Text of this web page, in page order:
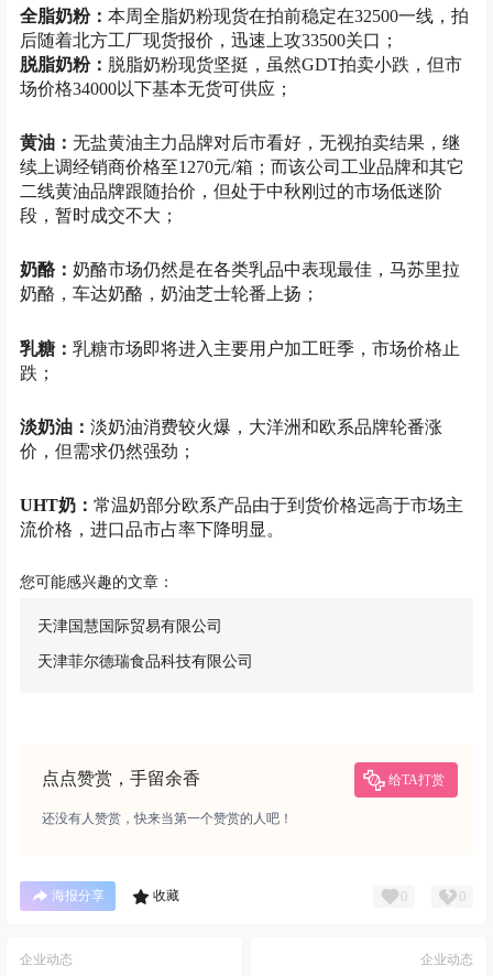
全脂奶粉： 本周全脂奶粉现货在拍前稳定在32500一线，拍
后随着北方工厂现货报价，迅速上攻33500关口；
脱脂奶粉： 脱脂奶粉现货坚挺，虽然GDT拍卖小跌，但市
场价格34000以下基本无货可供应；
黄油： 无盐黄油主力品牌对后市看好，无视拍卖结果，继
续上调经销商价格至1270元/箱；而该公司工业品牌和其它
二线黄油品牌跟随抬价，但处于中秋刚过的市场低迷阶
段，暂时成交不大；
奶酪： 奶酪市场仍然是在各类乳品中表现最佳，马苏里拉
奶酪，车达奶酪，奶油芝士轮番上扬；
乳糖： 乳糖市场即将进入主要用户加工旺季，市场价格止
跌；
淡奶油： 淡奶油消费较火爆，大洋洲和欧系品牌轮番涨
价，但需求仍然强劲；
UHT奶： 常温奶部分欧系产品由于到货价格远高于市场主
流价格，进口品市占率下降明显。
您可能感兴趣的文章：
天津国慧国际贸易有限公司
天津菲尔德瑞食品科技有限公司
点点赞赏，手留余香 给TA打赏
还没有人赞赏，快来当第一个赞赏的人吧！
海报分享 收藏 0 0
企业动态 企业动态